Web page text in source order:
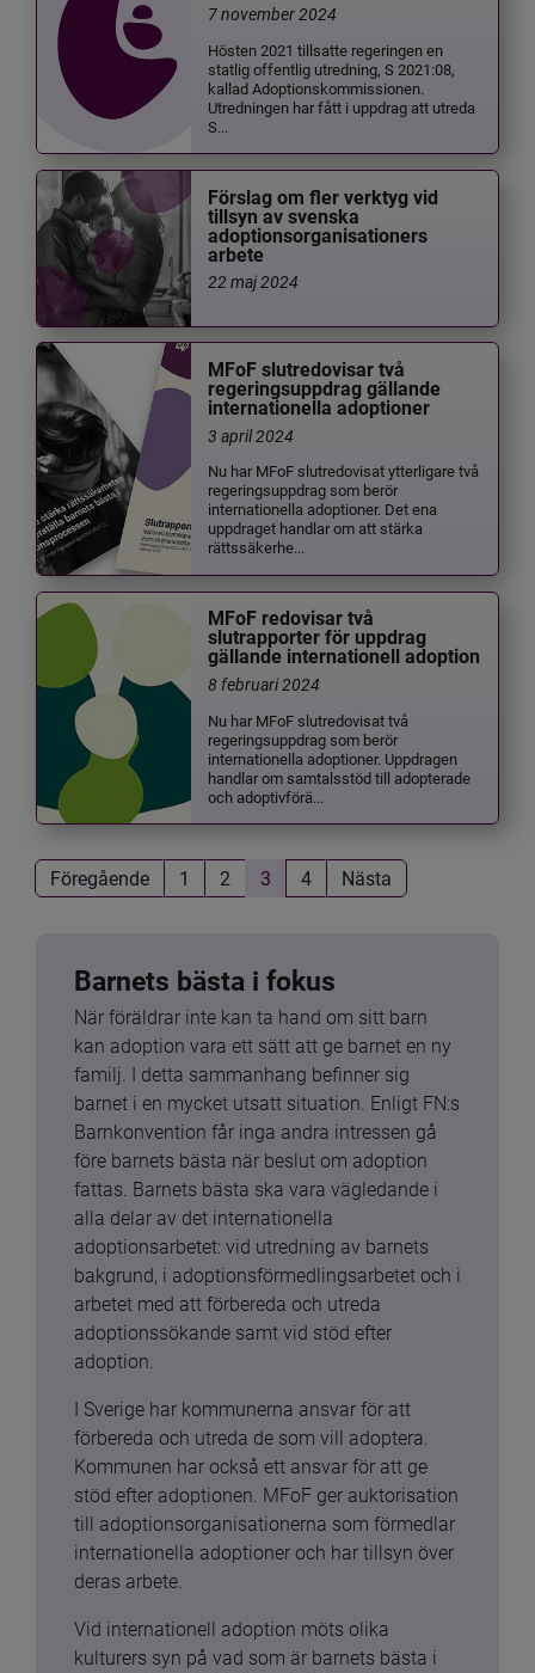
7 november 2024
Hösten 2021 tillsatte regeringen en
statlig offentlig utredning, S 2021:08,
kallad Adoptionskommissionen.
Utredningen har fått i uppdrag att utreda
S...
Förslag om fler verktyg vid
tillsyn av svenska
adoptionsorganisationers
arbete
22 maj 2024
MFoF slutredovisar två
regeringsuppdrag gällande
internationella adoptioner
3 april 2024
Nu har MFoF slutredovisat ytterligare två
regeringsuppdrag som berör
internationella adoptioner. Det ena
uppdraget handlar om att stärka
rättssäkerhe...
MFoF redovisar två
slutrapporter för uppdrag
gällande internationell adoption
8 februari 2024
Nu har MFoF slutredovisat två
regeringsuppdrag som berör
internationella adoptioner. Uppdragen
handlar om samtalsstöd till adopterade
och adoptivförä...
Föregående 1 2 3 4 Nästa
Barnets bästa i fokus
När föräldrar inte kan ta hand om sitt barn
kan adoption vara ett sätt att ge barnet en ny
familj. I detta sammanhang befinner sig
barnet i en mycket utsatt situation. Enligt FN:s
Barnkonvention får inga andra intressen gå
före barnets bästa när beslut om adoption
fattas. Barnets bästa ska vara vägledande i
alla delar av det internationella
adoptionsarbetet: vid utredning av barnets
bakgrund, i adoptionsförmedlingsarbetet och i
arbetet med att förbereda och utreda
adoptionssökande samt vid stöd efter
adoption.
I Sverige har kommunerna ansvar för att
förbereda och utreda de som vill adoptera.
Kommunen har också ett ansvar för att ge
stöd efter adoptionen. MFoF ger auktorisation
till adoptionsorganisationerna som förmedlar
internationella adoptioner och har tillsyn över
deras arbete.
Vid internationell adoption möts olika
kulturers syn på vad som är barnets bästa i